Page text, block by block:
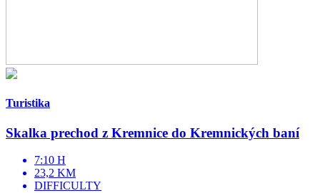
Turistika
Skalka prechod z Kremnice do Kremnických baní
7:10 H
23,2 KM
DIFFICULTY